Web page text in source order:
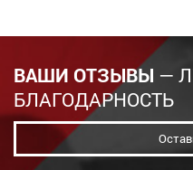
ВАШИ ОТЗЫВЫ —
БЛАГОДАРНОСТЬ